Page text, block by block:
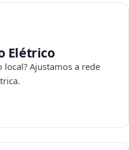
Elétrico
Ajustamos a rede